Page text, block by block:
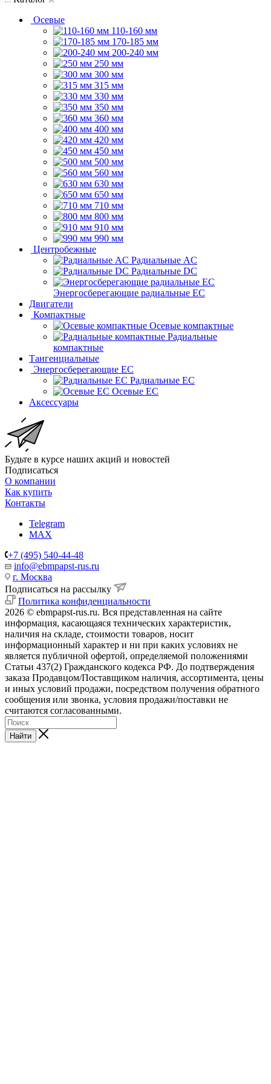
Осевые
110-160 мм
170-185 мм
200-240 мм
250 мм
300 мм
315 мм
330 мм
350 мм
360 мм
400 мм
420 мм
450 мм
500 мм
560 мм
630 мм
650 мм
710 мм
800 мм
910 мм
990 мм
Центробежные
Радиальные AC
Радиальные DC
Энергосберегающие радиальные EC
Двигатели
Компактные
Осевые компактные
Радиальные
компактные
Тангенциальные
Энергосберегающие EC
Радиальные EC
Осевые EC
Аксессуары
Будьте в курсе наших акций и новостей
Подписаться
О компании
Как купить
Контакты
Telegram
MAX
+7 (495) 540-44-48
info@ebmpapst-rus.ru
г. Москва
Подписаться на рассылку
Политика конфиденциальности
2026 © ebmpapst-rus.ru. Вся представленная на сайте
информация, касающаяся технических характеристик,
наличия на складе, стоимости товаров, носит
информационный характер и ни при каких условиях не
является публичной офертой, определяемой положениями
Статьи 437(2) Гражданского кодекса РФ. До подтверждения
заказа Продавцом/Поставщиком наличия, ассортимента, цены
и иных условий продажи, посредством получения обратного
сообщения или звонка, условия продажи/поставки не
считаются согласованными.
Найти